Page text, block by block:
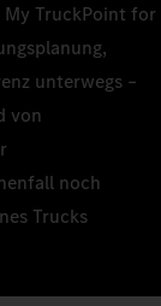
TruckPoint for
unterwegs –
von
noch
Trucks